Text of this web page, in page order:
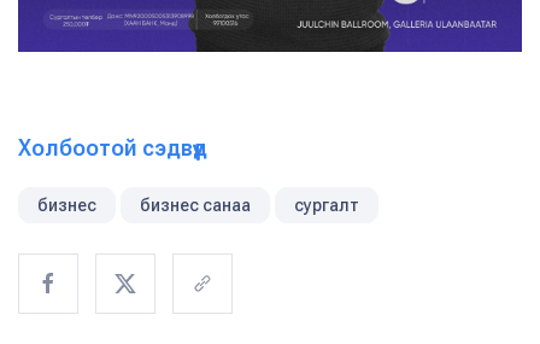
Холбоотой сэдвүүд
бизнес бизнес санаа сургалт